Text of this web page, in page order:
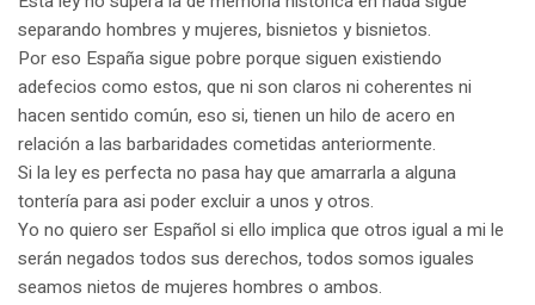
separando hombres y mujeres, bisnietos y bisnietos.
Por eso España sigue pobre porque siguen existiendo
adefecios como estos, que ni son claros ni coherentes ni
hacen sentido común, eso si, tienen un hilo de acero en
relación a las barbaridades cometidas anteriormente.
Si la ley es perfecta no pasa hay que amarrarla a alguna
tontería para asi poder excluir a unos y otros.
Yo no quiero ser Español si ello implica que otros igual a mi le
serán negados todos sus derechos, todos somos iguales
seamos nietos de mujeres hombres o ambos.